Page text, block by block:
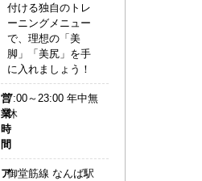
付ける独自のトレ
ーニングメニュー
で、理想の「美
脚」「美尻」を手
に入れましょう！
営
業
時
間
7:00～23:00 年中無
休
ア御堂筋線 なんば駅